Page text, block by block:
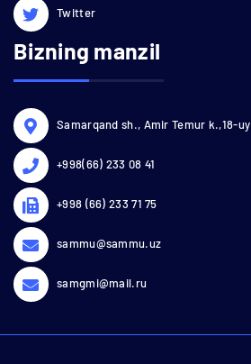
Twitter
Bizning manzil
Samarqand sh., Amir Temur k.,18-uy
+998(66) 233 08 41
+998 (66) 233 71 75
sammu@sammu.uz
samgmi@mail.ru